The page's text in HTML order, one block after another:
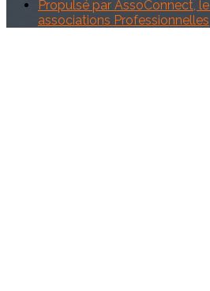
Propulsé par AssoConnect,
associations Professionnelles